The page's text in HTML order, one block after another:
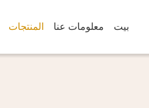
بيت معلومات عنا المنتجات